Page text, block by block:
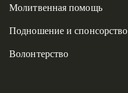
Молитвенная помощь
Подношение и спонсорство
Волонтерство